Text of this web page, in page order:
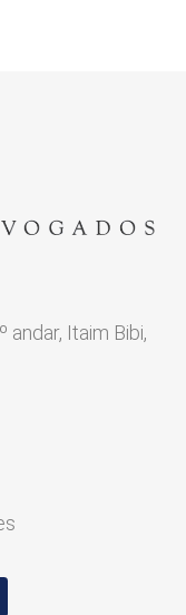
andar, Itaim Bibi,